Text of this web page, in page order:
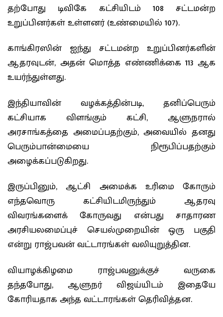
தற்போது டிவிகே கட்சியிடம் 108 சட்டமன்ற
உறுப்பினர்கள் உள்ளனர் (உண்மையில் 107).
காங்கிரஸின் ஐந்து சட்டமன்ற உறுப்பினர்களின்
ஆதரவுடன், அதன் மொத்த எண்ணிக்கை 113 ஆக
உயர்ந்துள்ளது.
இந்தியாவின் வழக்கத்தின்படி, தனிப்பெரும்
கட்சியாக விளங்கும் கட்சி, ஆளுநரால்
அரசாங்கத்தை அமைப்பதற்கும், அவையில் தனது
பெரும்பான்மையை நிரூபிப்பதற்கும்
அழைக்கப்படுகிறது.
இருப்பினும், ஆட்சி அமைக்க உரிமை கோரும்
எந்தவொரு கட்சியிடமிருந்தும் ஆதரவு
விவரங்களைக் கோருவது என்பது சாதாரண
அரசியலமைப்புச் செயல்முறையின் ஒரு பகுதி
என்று ராஜ்பவன் வட்டாரங்கள் வலியுறுத்தின.
வியாழக்கிழமை ராஜ்பவனுக்குச் வருகை
தந்தபோது, ஆளுநர் விஜய்யிடம் இதையே
கோரியதாக அந்த வட்டாரங்கள் தெரிவித்தன.